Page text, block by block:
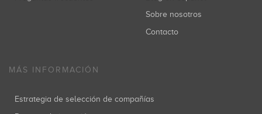
Sobre nosotros
Contacto
MÁS INFORMACIÓN
Estrategia de selección de compañías